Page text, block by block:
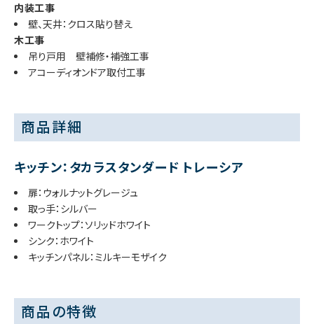
内装工事
壁、天井：クロス貼り替え
木工事
吊り戸用 壁補修・補強工事
アコーディオンドア取付工事
商品詳細
キッチン：タカラスタンダード トレーシア
扉：ウォルナットグレージュ
取っ手：シルバー
ワークトップ：ソリッドホワイト
シンク：ホワイト
キッチンパネル：ミルキーモザイク
商品の特徴